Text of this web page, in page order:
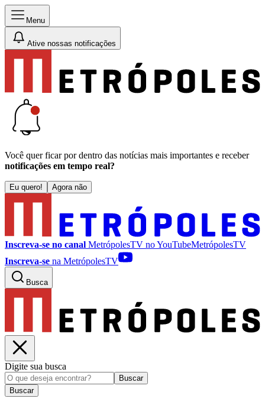
Menu
Ative nossas notificações
Você quer ficar por dentro das notícias mais importantes e receber
notificações em tempo real?
Eu quero! Agora não
Inscreva-se no canal MetrópolesTV noYouTubeMetrópolesTV
Inscreva-se na MetrópolesTV
Busca
Digite sua busca
Buscar
Buscar